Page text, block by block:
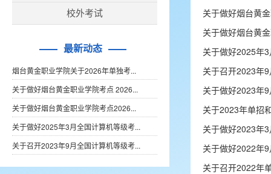
校外考试
最新动态
烟台黄金职业学院关于2026年单独考...
关于做好烟台黄金职业学院考点 2026...
关于做好烟台黄金职业学院考点2026...
关于做好2025年3月全国计算机等级考...
关于召开2023年9月全国计算机等级考...
关于做好烟台黄
关于做好烟台黄
关于做好2025年
关于召开2023年
关于做好2023年
关于2023年单招
关于做好2023年
关于做好2022年
关于召开2022年